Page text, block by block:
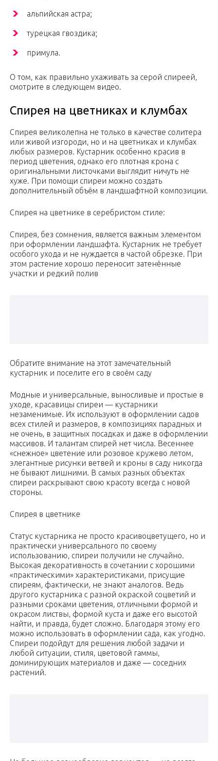
альпийская астра;
турецкая гвоздика;
примула.
О том, как правильно ухаживать за серой спиреей,
смотрите в следующем видео.
Спирея на цветниках и клумбах
Спирея великолепна не только в качестве солитера
или живой изгороди, но и на цветниках и клумбах
любых размеров. Кустарник особенно красив в
период цветения, однако его плотная крона с
оригинальными листочками выглядит ничуть не
хуже. При помощи спиреи можно создать
дополнительный объём в ландшафтной композиции.
Спирея на цветнике в серебристом стиле:
Спирея, без сомнения, является важным элементом
при оформлении ландшафта. Кустарник не требует
особого ухода и не нуждается в частой обрезке. При
этом растение хорошо переносит затенённые
участки и редкий полив
Обратите внимание на этот замечательный
кустарник и поселите его в своём саду
Модные и универсальные, выносливые и простые в
уходе, красавицы спиреи — кустарники
незаменимые. Их используют в оформлении садов
всех стилей и размеров, в композициях парадных и
не очень, в защитных посадках и даже в оформлении
массивов. И талантам спирей нет числа. Весеннее
«снежное» цветение или розовое кружево летом,
элегантные рисунки ветвей и кроны в саду никогда
не бывают лишними. В самых разных объектах
спиреи раскрывают свою красоту всегда с новой
стороны.
Спирея в цветнике
Статус кустарника не просто красивоцветущего, но и
практически универсального по своему
использованию, спиреи получили не случайно.
Высокая декоративность в сочетании с хорошими
«практическими» характеристиками, присущие
спиреям, фактически, не знают аналогов. Ведь
другого кустарника с разной окраской соцветий и
разными сроками цветения, отличными формой и
окрасом листвы, формой куста и даже его высотой
найти, и правда, будет сложно. Благодаря этому его
можно использовать в оформлении сада, как угодно.
Спиреи подойдут для решения любой задачи и
любой ситуации, стиля, цветовой гаммы,
доминирующих материалов и даже — соседних
растений.